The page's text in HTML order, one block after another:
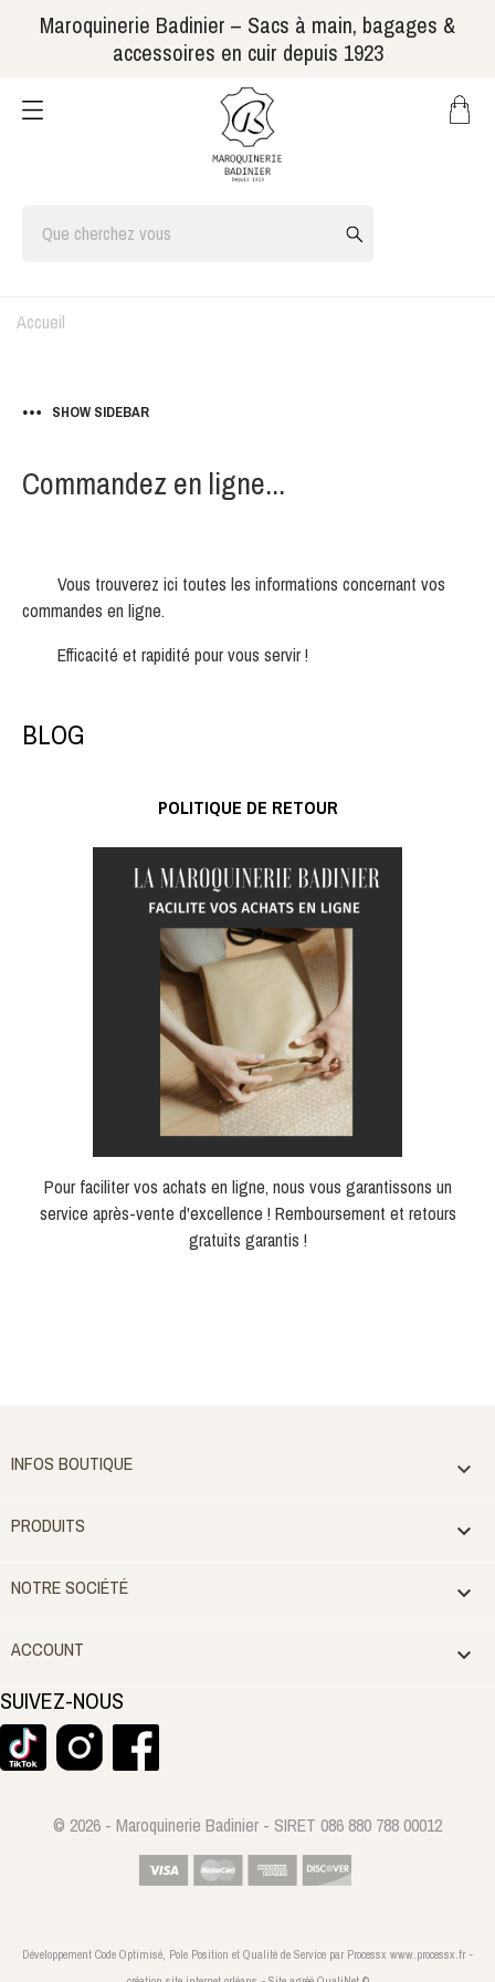
Maroquinerie Badinier – Sacs à main, bagages &
accessoires en cuir depuis 1923
Accueil
SHOW SIDEBAR
Commandez en ligne...
Vous trouverez ici toutes les informations concernant vos
commandes en ligne.
Efficacité et rapidité pour vous servir !
BLOG
POLITIQUE DE RETOUR
Pour faciliter vos achats en ligne, nous vous garantissons un
service après-vente d'excellence ! Remboursement et retours
gratuits garantis !
INFOS BOUTIQUE 
PRODUITS 
NOTRE SOCIÉTÉ 
ACCOUNT 
SUIVEZ-NOUS
© 2026 - Maroquinerie Badinier - SIRET 086 880 788 00012
Développement Code Optimisé, Pole Position et Qualité de Service par Processx www.processx.fr -